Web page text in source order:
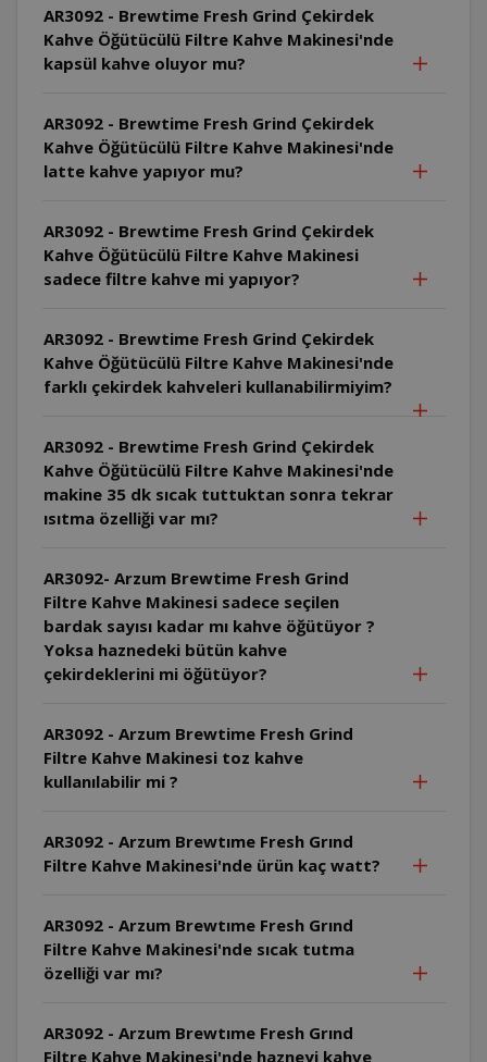
AR3092 - Brewtime Fresh Grind Çekirdek
Kahve Öğütücülü Filtre Kahve Makinesi'nde
kapsül kahve oluyor mu?
AR3092 - Brewtime Fresh Grind Çekirdek
Kahve Öğütücülü Filtre Kahve Makinesi'nde
latte kahve yapıyor mu?
AR3092 - Brewtime Fresh Grind Çekirdek
Kahve Öğütücülü Filtre Kahve Makinesi
sadece filtre kahve mi yapıyor?
AR3092 - Brewtime Fresh Grind Çekirdek
Kahve Öğütücülü Filtre Kahve Makinesi'nde
farklı çekirdek kahveleri kullanabilirmiyim?
AR3092 - Brewtime Fresh Grind Çekirdek
Kahve Öğütücülü Filtre Kahve Makinesi'nde
makine 35 dk sıcak tuttuktan sonra tekrar
ısıtma özelliği var mı?
AR3092- Arzum Brewtime Fresh Grind
Filtre Kahve Makinesi sadece seçilen
bardak sayısı kadar mı kahve öğütüyor ?
Yoksa haznedeki bütün kahve
çekirdeklerini mi öğütüyor?
AR3092 - Arzum Brewtime Fresh Grind
Filtre Kahve Makinesi toz kahve
kullanılabilir mi ?
AR3092 - Arzum Brewtıme Fresh Grınd
Filtre Kahve Makinesi'nde ürün kaç watt?
AR3092 - Arzum Brewtıme Fresh Grınd
Filtre Kahve Makinesi'nde sıcak tutma
özelliği var mı?
AR3092 - Arzum Brewtıme Fresh Grınd
Filtre Kahve Makinesi'nde hazneyi kahve